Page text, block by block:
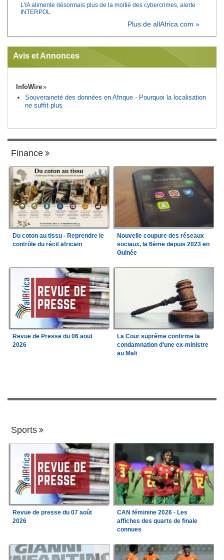
L'IA alimente désormais plus de la moitié des cybercrimes, alerte
INTERPOL
Plus de allAfrica.com »
Avis et Annonces
InfoWire
Souveraineté des données en Afrique - Pourquoi la localisation
ne suffit plus
Finance
Du coton au tissu - Reprendre le
contrôle du récit africain
Nouvelle coupure des réseaux
sociaux, la 6ème depuis 2023 en
Guinée
Revue de Presse du 06 aout
2026
La Cour suprême confirme la
condamnation d'une ex-ministre
au Mali
Sports
Revue de presse du 07 août
2026
CAN féminine 2026 - Les
affiches des quarts de finale
connues